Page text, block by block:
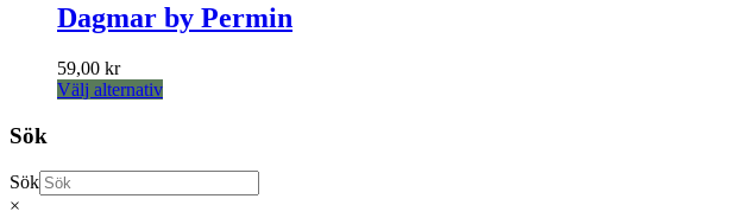
Dagmar by Permin
59,00 kr
Välj alternativDen
flera
varianter.
Sök
Sök
×